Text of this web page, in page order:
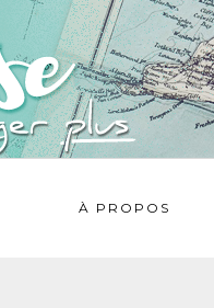
À PROPOS